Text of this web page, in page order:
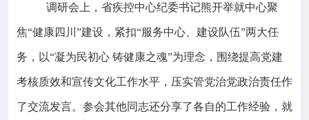
调研会上，省疾控中心纪委书记熊开举就中心聚
焦“健康四川”建设，紧扣“服务中心、建设队伍”两大任
务，以“凝为民初心 铸健康之魂”为理念，围绕提高党建
考核质效和宣传文化工作水平，压实管党治党政治责任作
了交流发言。参会其他同志还分享了各自的工作经验，就